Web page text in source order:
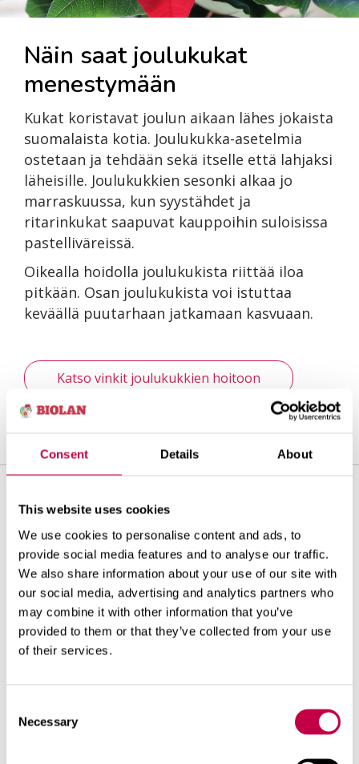
Consent Details About
This website uses cookies
We use cookies to personalise content and ads, to
provide social media features and to analyse our traffic.
We also share information about your use of our site with
our social media, advertising and analytics partners who
may combine it with other information that you’ve
provided to them or that they’ve collected from your use
of their services.
Selection
Necessary
Näin saat joulukukat
menestymään
Kukat koristavat joulun aikaan lähes jokaista
suomalaista kotia. Joulukukka-asetelmia
ostetaan ja tehdään sekä itselle että lahjaksi
läheisille. Joulukukkien sesonki alkaa jo
marraskuussa, kun syystähdet ja
ritarinkukat saapuvat kauppoihin suloisissa
pastelliväreissä.
Oikealla hoidolla joulukukista riittää iloa
pitkään. Osan joulukukista voi istuttaa
keväällä puutarhaan jatkamaan kasvuaan.
Katso vinkit joulukukkien hoitoon
Palkintovaihtoehdot